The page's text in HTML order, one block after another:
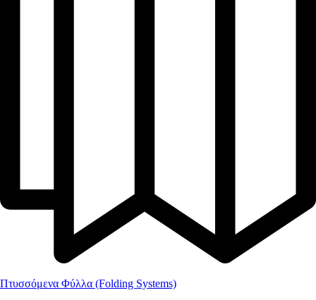
Πτυσσόμενα Φύλλα (Folding Systems)